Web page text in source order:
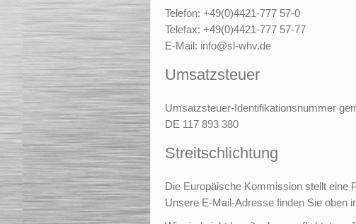
Telefon: +49(0)4421-777 57-0
Telefax: +49(0)4421-777 57-77
E-Mail: info@sl-whv.de
Umsatzsteuer
Umsatzsteuer-Identifikationsnummer
DE 117 893 380
Streitschlichtung
Die Europäische Kommission stellt eine
Unsere E-Mail-Adresse finden Sie oben